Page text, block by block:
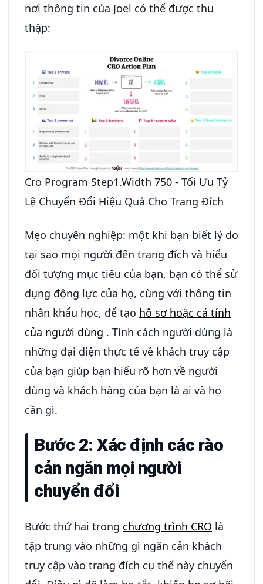
nơi thông tin của Joel có thể được thu
thập:
Cro Program Step1.Width 750 - Tối Ưu Tỷ
Lệ Chuyển Đổi Hiệu Quả Cho Trang Đích
Mẹo chuyên nghiệp: một khi bạn biết lý do
tại sao mọi người đến trang đích và hiểu
đối tượng mục tiêu của bạn, bạn có thể sử
dụng động lực của họ, cùng với thông tin
nhân khẩu học, để tạo hồ sơ hoặc cá tính
của người dùng . Tính cách người dùng là
những đại diện thực tế về khách truy cập
của bạn giúp bạn hiểu rõ hơn về người
dùng và khách hàng của bạn là ai và họ
cần gì.
Bước 2: Xác định các rào
cản ngăn mọi người
chuyển đổi
Bước thứ hai trong chương trình CRO là
tập trung vào những gì ngăn cản khách
truy cập vào trang đích cụ thể này chuyển